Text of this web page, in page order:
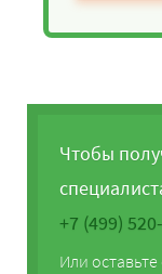
Чтобы
+7 (499)
Или